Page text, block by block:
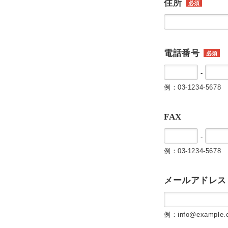
住所 必須
電話番号 必須
-
例：03-1234-5678
FAX
-
例：03-1234-5678
メールアドレス
例：